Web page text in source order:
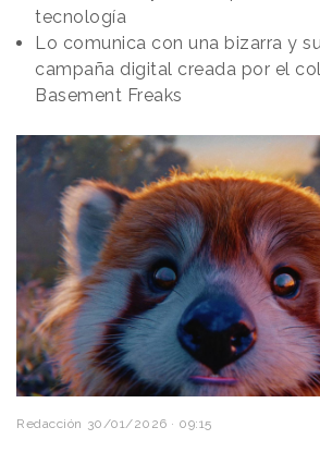
tecnología
Lo comunica con una bizarra y
campaña digital creada por el
Basement Freaks
Redacción 30/01/2026 · 09:15